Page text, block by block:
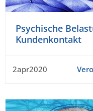
Psychische
Kundenkontakt
2apr2020